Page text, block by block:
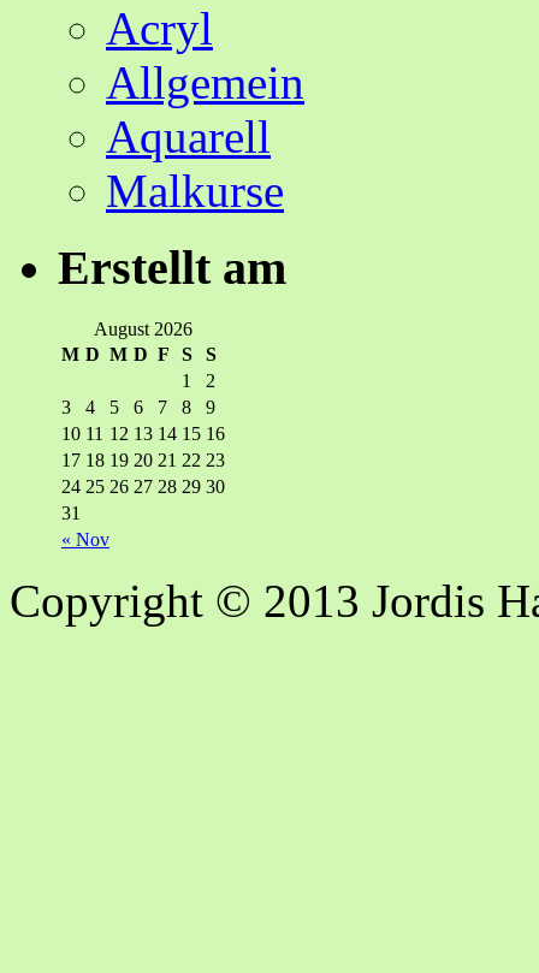
Acryl
Allgemein
Aquarell
Malkurse
Erstellt am
August 2026
M D M D F S S
« Nov
1
2
3
4 5 6 7 8
9
10 11 12 13 14 15 16
17 18 19 20 21 22 23
24 25 26 27 28 29 30
31
Copyright © 2013 Jordis